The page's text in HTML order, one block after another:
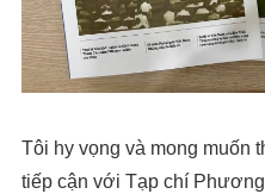
Tôi hy vọng và mong muốn
tiếp cận với Tạp chí